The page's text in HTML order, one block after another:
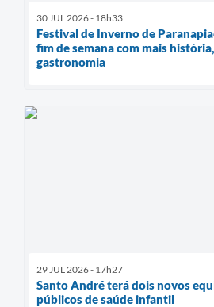
30 JUL 2026 - 18h33
Festival de Inverno de
fim de semana com mais
gastronomia
29 JUL 2026 - 17h27
Santo André terá dois novos
públicos de saúde infantil